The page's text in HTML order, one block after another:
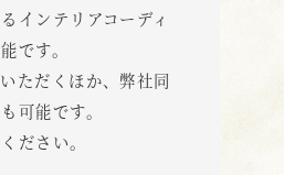
インテリアコーディ
です。
ただくほか、弊社同
可能です。
ださい。